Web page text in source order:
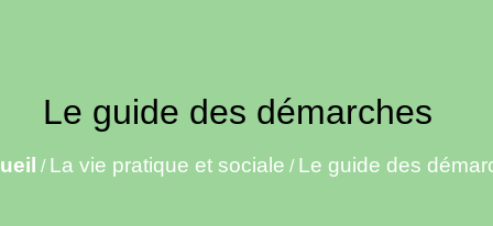
Le guide des démarches
/ La vie pratique et sociale / Le guide des